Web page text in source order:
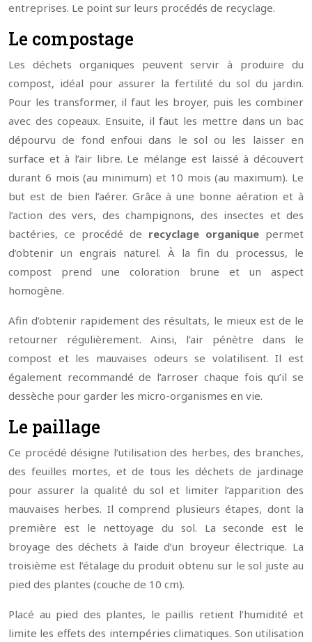
entreprises. Le point sur leurs procédés de recyclage.
Le compostage
Les déchets organiques peuvent servir à produire du
compost, idéal pour assurer la fertilité du sol du jardin.
Pour les transformer, il faut les broyer, puis les combiner
avec des copeaux. Ensuite, il faut les mettre dans un bac
dépourvu de fond enfoui dans le sol ou les laisser en
surface et à l’air libre. Le mélange est laissé à découvert
durant 6 mois (au minimum) et 10 mois (au maximum). Le
but est de bien l’aérer. Grâce à une bonne aération et à
l’action des vers, des champignons, des insectes et des
bactéries, ce procédé de recyclage organique permet
d’obtenir un engrais naturel. À la fin du processus, le
compost prend une coloration brune et un aspect
homogène.
Afin d’obtenir rapidement des résultats, le mieux est de le
retourner régulièrement. Ainsi, l’air pénètre dans le
compost et les mauvaises odeurs se volatilisent. Il est
également recommandé de l’arroser chaque fois qu’il se
dessèche pour garder les micro-organismes en vie.
Le paillage
Ce procédé désigne l’utilisation des herbes, des branches,
des feuilles mortes, et de tous les déchets de jardinage
pour assurer la qualité du sol et limiter l’apparition des
mauvaises herbes. Il comprend plusieurs étapes, dont la
première est le nettoyage du sol. La seconde est le
broyage des déchets à l’aide d’un broyeur électrique. La
troisième est l’étalage du produit obtenu sur le sol juste au
pied des plantes (couche de 10 cm).
Placé au pied des plantes, le paillis retient l’humidité et
limite les effets des intempéries climatiques. Son utilisation